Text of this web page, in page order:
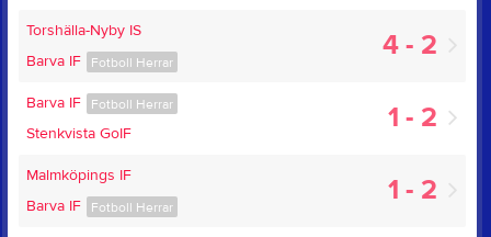
4 - 2
Torshälla-Nyby IS
Fotboll Herrar
Barva IF
1 - 2
Fotboll Herrar
Barva IF
Stenkvista GoIF
1 - 2
Malmköpings IF
Fotboll Herrar
Barva IF